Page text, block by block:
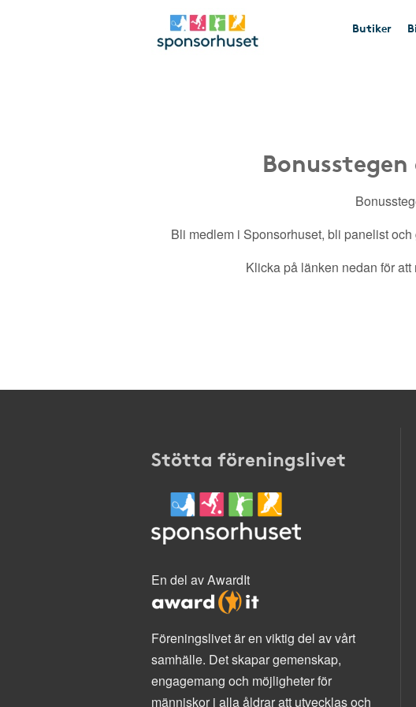
Butiker
Bli medlem i Sponsorhuset, bli panelist
Klicka på länken nedan för
Stötta föreningslivet
En del av AwardIt
Föreningslivet är en viktig del av vårt
samhälle. Det skapar gemenskap,
engagemang och möjligheter för
människor i alla åldrar att utvecklas och